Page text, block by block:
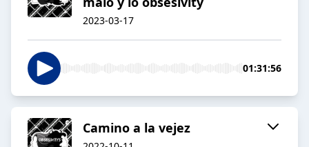
2023-03-17
01:31:56
Camino a la vejez